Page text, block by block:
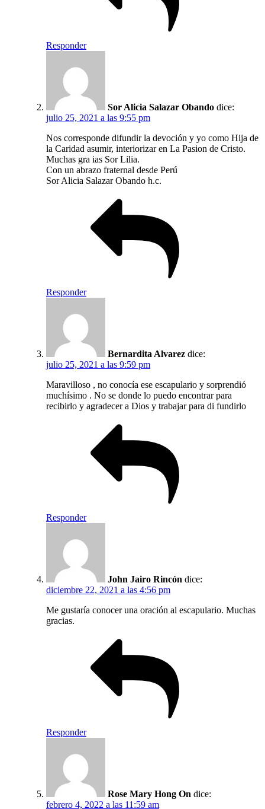
Responder
Sor Alicia Salazar Obando dice:
julio 25, 2021 a las 9:55 pm
Nos corresponde difundir la devoción y yo como Hija de
la Caridad asumir, interiorizar en La Pasion de Cristo.
Muchas gra ias Sor Lilia.
Con un abrazo fraternal desde Perú
Sor Alicia Salazar Obando h.c.
Responder
Bernardita Alvarez dice:
julio 25, 2021 a las 9:59 pm
Maravilloso , no conocía ese escapulario y sorprendió
muchísimo . No se donde lo puedo encontrar para
recibirlo y agradecer a Dios y trabajar para di fundirlo
Responder
John Jairo Rincón dice:
diciembre 22, 2021 a las 4:56 pm
Me gustaría conocer una oración al escapulario. Muchas
gracias.
Responder
Rose Mary Hong On dice:
febrero 4, 2022 a las 11:59 am